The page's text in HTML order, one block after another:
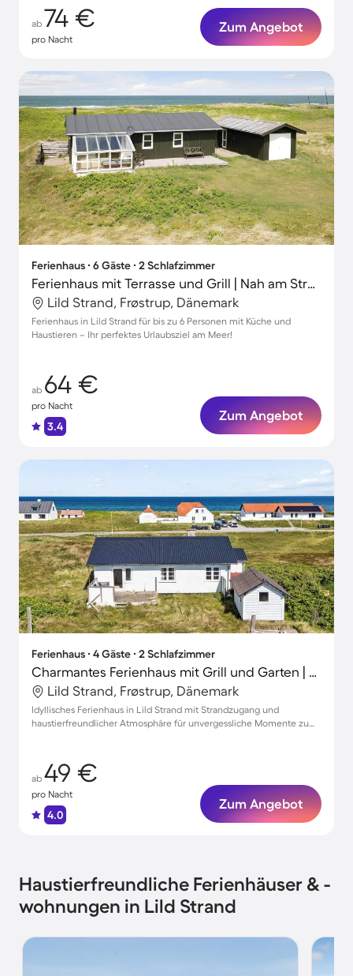
ab 74 €
pro Nacht
Zum Angebot
Ferienhaus ∙ 6 Gäste ∙ 2 Schlafzimmer
Ferienhaus mit Terrasse und Grill | Nah am Strand | Haustiere erlaubt
Lild Strand, Frøstrup, Dänemark
Ferienhaus in Lild Strand für bis zu 6 Personen mit Küche und
Haustieren – Ihr perfektes Urlaubsziel am Meer!
ab 64 €
pro Nacht
3.4
Zum Angebot
Ferienhaus ∙ 4 Gäste ∙ 2 Schlafzimmer
Charmantes Ferienhaus mit Grill und Garten | Wasserblick | Strand in der Nähe | Haustierfreundlich
Lild Strand, Frøstrup, Dänemark
Idyllisches Ferienhaus in Lild Strand mit Strandzugang und
haustierfreundlicher Atmosphäre für unvergessliche Momente zu
ab 49 €
pro Nacht
4.0
Zum Angebot
Haustierfreundliche Ferienhäuser & -
wohnungen in Lild Strand